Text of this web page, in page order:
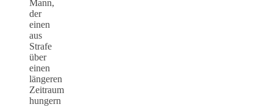
Mann,
der
einen
aus
Strafe
über
einen
längeren
Zeitraum
hungern